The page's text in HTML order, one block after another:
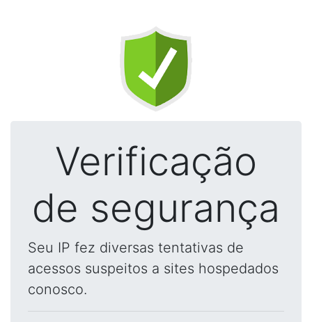
Verificação
de segurança
Seu IP fez diversas tentativas de
acessos suspeitos a sites hospedados
conosco.